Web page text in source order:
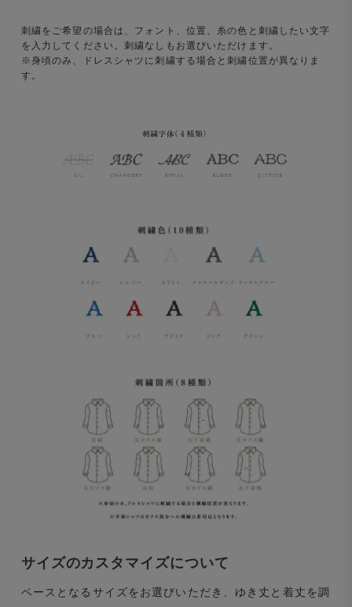
刺繍をご希望の場合は、フォント、位置、糸の色と刺繍したい文字
を入力してください。刺繍なしもお選びいただけます。
※身頃のみ、ドレスシャツに刺繍する場合と刺繍位置が異なりま
す。
サイズのカスタマイズについて
ベースとなるサイズをお選びいただき、ゆき丈と着丈を調